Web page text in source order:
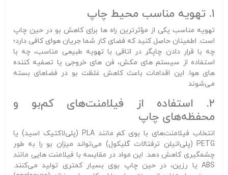
۱. تهویه مناسب محیط چاپ
تهویه مناسب یکی از مؤثرترین راه‌ ها برای کاهش بو در حین چاپ
است. اطمینان حاصل کنید که فضای کار شما جریان هوای کافی دارد؛
چه با قرار دادن چاپگر در اتاقی با تهویه طبیعی مناسب، چه با
استفاده از سیستم‌ های مکش، فن‌ های خروجی یا تصفیه‌ کننده‌
های هوا. این اقدامات باعث کاهش غلظت بو در فضاهای بسته
می‌شوند
۲. استفاده از فیلامنت‌های کم‌بو و
محفظه‌های چاپ
انتخاب فیلامنت‌های با بوی کم مانند PLA (پلی‌لاکتیک اسید) یا
PETG (پلی‌اتیلن ترفتالات گلیکول) می‌تواند میزان بو را به طور
چشمگیری کاهش دهد. این مواد در مقایسه با فیلامنت‌ هایی مانند
ABS یا رزین، در حین چاپ بوی بسیار کمتری تولید می‌کنند.